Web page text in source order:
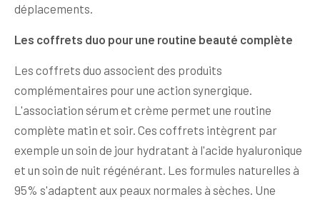
déplacements.
Les coffrets duo pour une routine beauté complète
Les coffrets duo associent des produits
complémentaires pour une action synergique.
L'association sérum et crème permet une routine
complète matin et soir. Ces coffrets intègrent par
exemple un soin de jour hydratant à l'acide hyaluronique
et un soin de nuit régénérant. Les formules naturelles à
95% s'adaptent aux peaux normales à sèches. Une